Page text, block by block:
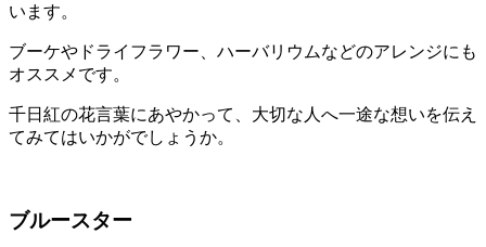
います。
ブーケやドライフラワー、ハーバリウムなどのアレンジにも
オススメです。
千日紅の花言葉にあやかって、大切な人へ一途な想いを伝え
てみてはいかがでしょうか。
ブルースター